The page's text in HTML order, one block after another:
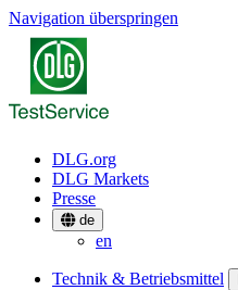
Navigation überspringen
DLG.org
DLG Markets
Presse
de
en
Technik & Betriebsmittel